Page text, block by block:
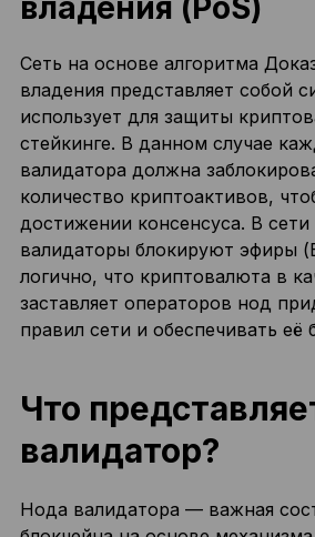
владения (PoS)
Сеть на основе алгоритма
владения представляет собой
использует для защиты
стейкинге. В данном случае
валидатора должна
количество криптоактивов,
достижении консенсуса. В
валидаторы блокируют эфиры
логично, что криптовалюта в
заставляет операторов нод
правил сети и обеспечивать её
Что
валидатор?
Нода валидатора — важная